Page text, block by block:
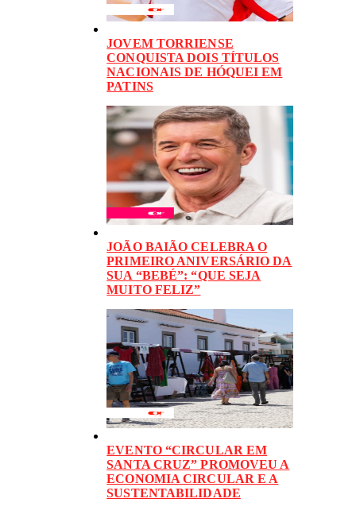
JOVEM TORRIENSE
CONQUISTA DOIS TÍTULOS
NACIONAIS DE HÓQUEI EM
PATINS
JOÃO BAIÃO CELEBRA O
PRIMEIRO ANIVERSÁRIO DA
SUA “BEBÉ”: “QUE SEJA
MUITO FELIZ”
EVENTO “CIRCULAR EM
SANTA CRUZ” PROMOVEU A
ECONOMIA CIRCULAR E A
SUSTENTABILIDADE